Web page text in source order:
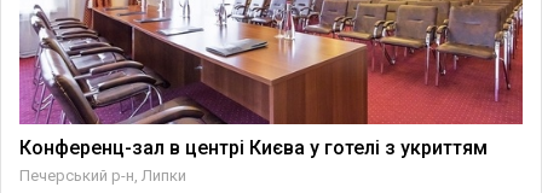
Конференц-зал в центрі Києва у готелі з укриттям
Печерський р-н, Липки